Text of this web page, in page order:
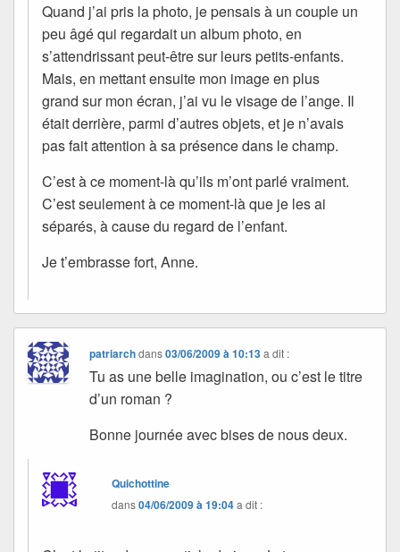
Quand j’ai pris la photo, je pensais à un couple un
peu âgé qui regardait un album photo, en
s’attendrissant peut-être sur leurs petits-enfants.
Mais, en mettant ensuite mon image en plus
grand sur mon écran, j’ai vu le visage de l’ange. Il
était derrière, parmi d’autres objets, et je n’avais
pas fait attention à sa présence dans le champ.
C’est à ce moment-là qu’ils m’ont parlé vraiment.
C’est seulement à ce moment-là que je les ai
séparés, à cause du regard de l’enfant.
Je t’embrasse fort, Anne.
patriarchdans03/06/2009 à 10:13 a dit :
Tu as une belle imagination, ou c’est le titre
d’un roman ?
Bonne journée avec bises de nous deux.
Quichottine
dans04/06/2009 à 19:04a dit :